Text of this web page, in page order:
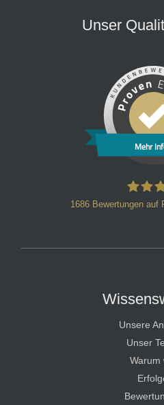
Unser
Mehr
1686 Bewertungen auf
Unsere
Unser
Warum